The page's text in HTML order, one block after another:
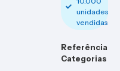
unidades
vendidas
Referência
Categorias